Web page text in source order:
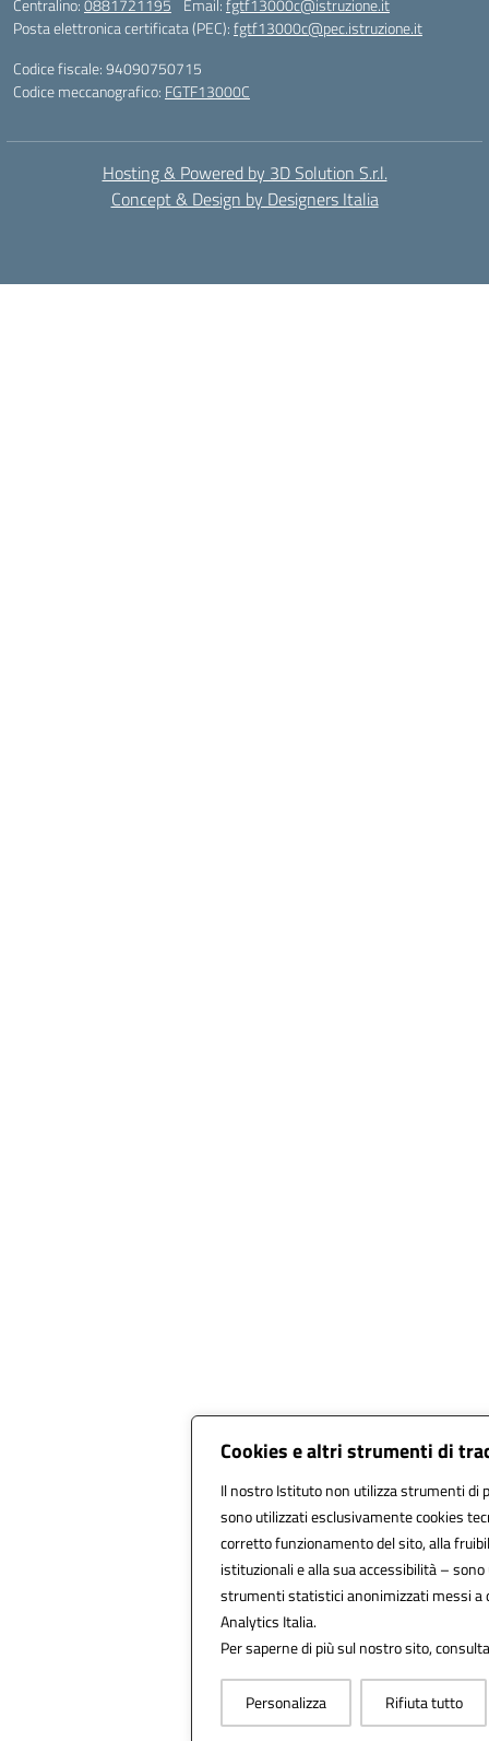
Cookies e altri strumenti di
Il nostro Istituto non utilizza strumenti di
sono utilizzati esclusivamente cookies
corretto funzionamento del sito, alla
istituzionali e alla sua accessibilità –
strumenti statistici anonimizzati messi a
Analytics Italia.
Per saperne di più sul nostro sito,
Personalizza Rifiuta tutto
Centralino:0881721195 Email:fgtf13000c@istruzione.it
Posta elettronica certificata (PEC):fgtf13000c@pec.istruzione.it
Codice fiscale: 94090750715
Codice meccanografico: FGTF13000C
Hosting & Powered by 3D Solution S.r.l.
Concept & Design by Designers Italia